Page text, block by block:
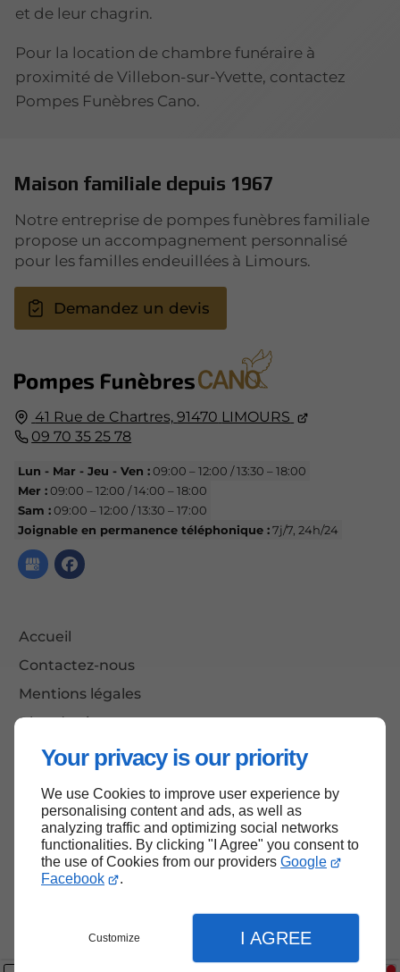
Your privacy is our priority
We use Cookies to improve user experience by
personalising content and ads, as well as
analyzing traffic and optimizing social networks
functionalities. By clicking "I Agree" you consent to
the use of Cookies from our providers Google
Facebook
.
Customize I AGREE
et de leur chagrin.
Pour la location de chambre funéraire à
proximité de Villebon-sur-Yvette, contactez
Pompes Funèbres Cano.
41 Rue de Chartres, 91470 LIMOURS
09 70 35 25 78
Lun - Mar - Jeu - Ven :09:00 – 12:00 / 13:30 – 18:00
Mer :09:00 – 12:00 / 14:00 – 18:00
Sam :09:00 – 12:00 / 13:30 – 17:00
Joignable en permanence téléphonique :7j/7, 24h/24
Accueil
Contactez-nous
Mentions légales
Plan du site
Maison familiale depuis 1967
Notre entreprise de pompes funèbres familiale
propose un accompagnement personnalisé
pour les familles endeuillées à Limours.
Demandez un devis
Haut de page